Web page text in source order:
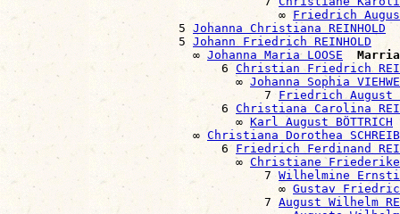
                                      ∞
Friedrich
                        5
Johanna Christiana REINHOLD
                        5
Johann Friedrich REINHOLD
                          ∞
Johanna Maria LOOSE
                              6
Christian Friedrich
                                ∞
Johanna Sophia
                                    7
Friedrich August
                              6
Christiana Carolina
                                ∞
Karl August BÖTTRICH
                          ∞
Christiana Dorothea
                              6
Friedrich Ferdinand
                                ∞
Christiane Friederike
                                    7
Wilhelmine
                                      ∞
Gustav Friedrich
                                    7
August Wilhelm